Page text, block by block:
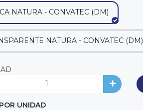
NATURA - CONVATEC (DM)
NATURA - CONVATEC (DM)
UNIDAD